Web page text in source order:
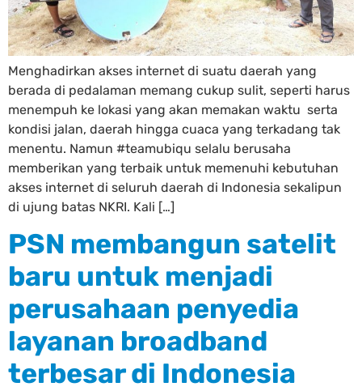
Menghadirkan akses internet di suatu daerah yang
berada di pedalaman memang cukup sulit, seperti harus
menempuh ke lokasi yang akan memakan waktu serta
kondisi jalan, daerah hingga cuaca yang terkadang tak
menentu. Namun #teamubiqu selalu berusaha
memberikan yang terbaik untuk memenuhi kebutuhan
akses internet di seluruh daerah di Indonesia sekalipun
di ujung batas NKRI. Kali […]
PSN membangun satelit
baru untuk menjadi
perusahaan penyedia
layanan broadband
terbesar di Indonesia